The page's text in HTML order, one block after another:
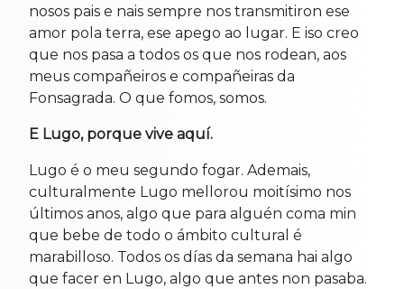
nosos pais e nais sempre nos transmitiron ese
amor pola terra, ese apego ao lugar. E iso creo
que nos pasa a todos os que nos rodean, aos
meus compañeiros e compañeiras da
Fonsagrada. O que fomos, somos.
E Lugo, porque vive aquí.
Lugo é o meu segundo fogar. Ademais,
culturalmente Lugo mellorou moitísimo nos
últimos anos, algo que para alguén coma min
que bebe de todo o ámbito cultural é
marabilloso. Todos os días da semana hai algo
que facer en Lugo, algo que antes non pasaba.